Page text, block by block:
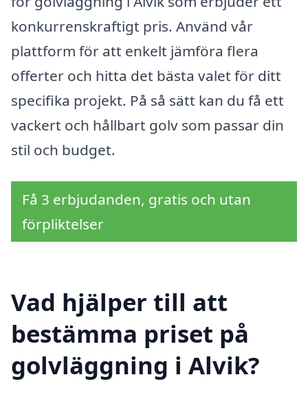
konkurrenskraftigt pris. Använd vår
plattform för att enkelt jämföra flera
offerter och hitta det bästa valet för ditt
specifika projekt. På så sätt kan du få ett
vackert och hållbart golv som passar din
stil och budget.
Få 3 erbjudanden, gratis och utan
förpliktelser
Vad hjälper till att
bestämma priset på
golvläggning i Alvik?